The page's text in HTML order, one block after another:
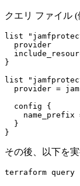
クエリ ファイル (
list
provider
}
list
provider =
  config {
name_prefix
  }
その後、以下を